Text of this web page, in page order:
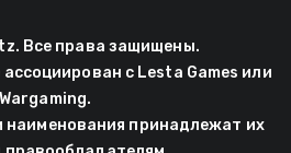
Все права защищены.
с Lesta Games или
Wargaming.
наименования принадлежат их